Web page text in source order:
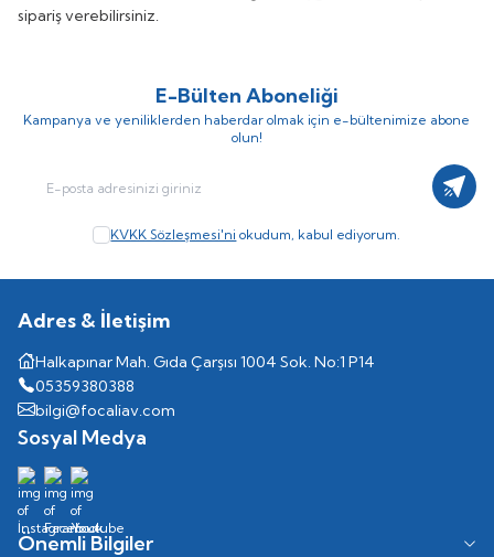
sipariş verebilirsiniz.
E-Bülten Aboneliği
Kampanya ve yeniliklerden haberdar olmak için e-bültenimize abone
olun!
KVKK Sözleşmesi'ni okudum, kabul ediyorum.
Adres & İletişim
Halkapınar Mah. Gıda Çarşısı 1004 Sok. No:1 P14
05359380388
bilgi@focaliav.com
Sosyal Medya
Önemli Bilgiler